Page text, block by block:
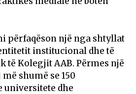
përfaqëson një nga shtyllat
institucional dhe të
të Kolegjit AAB. Përmes një
shumë se 150
universitete dhe